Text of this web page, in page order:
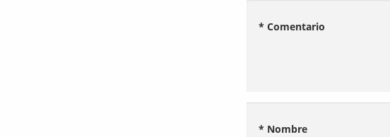
* Comentario
* Nombre